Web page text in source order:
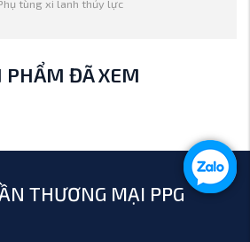
tùng xi lanh thủy lực
PHẨM ĐÃ XEM
THƯƠNG MẠI PPG